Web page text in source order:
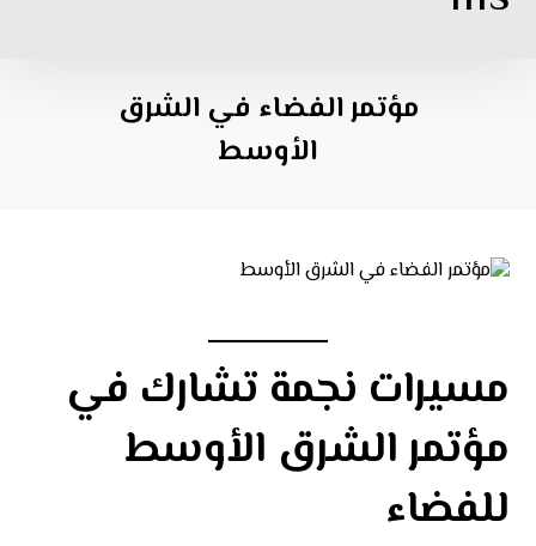
مؤتمر الفضاء في الشرق
الأوسط
مسيرات نجمة تشارك في
مؤتمر الشرق الأوسط
للفضاء